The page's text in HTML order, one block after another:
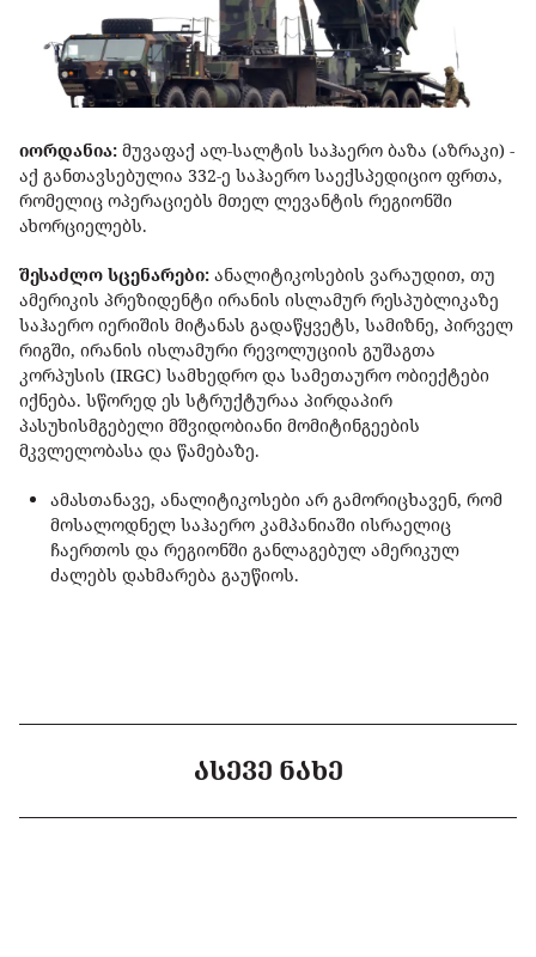
იორდანია: მუვაფაქ ალ-სალტის საჰაერო ბაზა (აზრაკი) -
აქ განთავსებულია 332-ე საჰაერო საექსპედიციო ფრთა,
რომელიც ოპერაციებს მთელ ლევანტის რეგიონში
ახორციელებს.
შესაძლო სცენარები: ანალიტიკოსების ვარაუდით, თუ
ამერიკის პრეზიდენტი ირანის ისლამურ რესპუბლიკაზე
საჰაერო იერიშის მიტანას გადაწყვეტს, სამიზნე, პირველ
რიგში, ირანის ისლამური რევოლუციის გუშაგთა
კორპუსის (IRGC) სამხედრო და სამეთაურო ობიექტები
იქნება. სწორედ ეს სტრუქტურაა პირდაპირ
პასუხისმგებელი მშვიდობიანი მომიტინგეების
მკვლელობასა და წამებაზე.
ამასთანავე, ანალიტიკოსები არ გამორიცხავენ, რომ
მოსალოდნელ საჰაერო კამპანიაში ისრაელიც
ჩაერთოს და რეგიონში განლაგებულ ამერიკულ
ძალებს დახმარება გაუწიოს.
ᲐᲡᲔᲕᲔ ᲜᲐᲮᲔ